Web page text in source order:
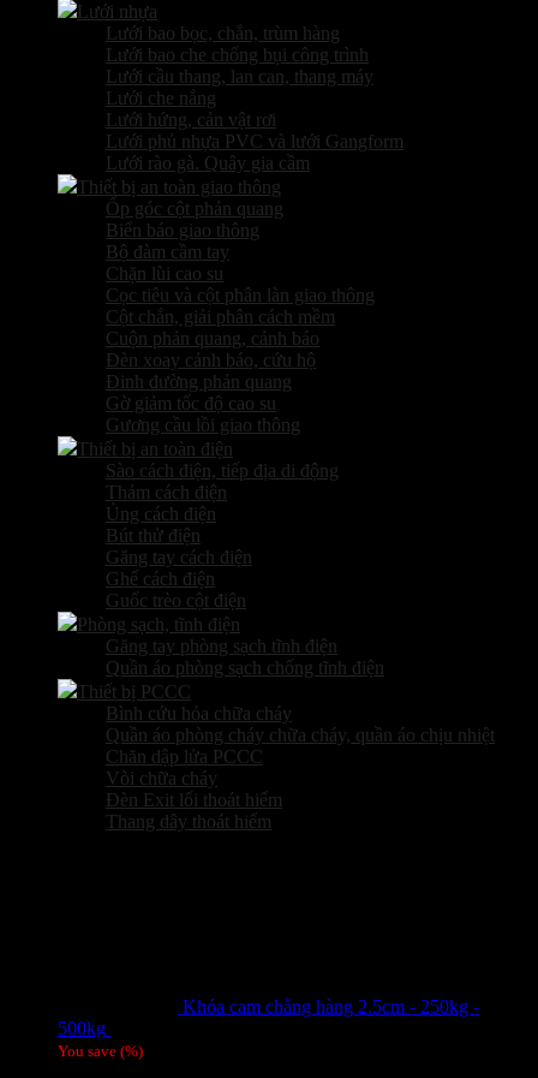
Lưới nhựa
Lưới bao bọc, chắn, trùm hàng
Lưới bao che chống bụi công trình
Lưới cầu thang, lan can, thang máy
Lưới che nắng
Lưới hứng, cản vật rơi
Lưới phủ nhựa PVC và lưới Gangform
Lưới rào gà. Quây gia cầm
Thiết bị an toàn giao thông
Ốp góc cột phản quang
Biển báo giao thông
Bộ đàm cầm tay
Chặn lùi cao su
Cọc tiêu và cột phân làn giao thông
Cột chắn, giải phân cách mềm
Cuộn phản quang, cảnh báo
Đèn xoay cảnh báo, cứu hộ
Đinh đường phản quang
Gờ giảm tốc độ cao su
Gương cầu lồi giao thông
Thiết bị an toàn điện
Sào cách điện, tiếp địa di động
Thảm cách điện
Ủng cách điện
Bút thử điện
Găng tay cách điện
Ghế cách điện
Guốc trèo cột điện
Phòng sạch, tĩnh điện
Găng tay phòng sạch tĩnh điện
Quần áo phòng sạch chống tĩnh điện
Thiết bị PCCC
Bình cứu hỏa chữa cháy
Quần áo phòng cháy chữa cháy, quần áo chịu nhiệt
Chăn dập lửa PCCC
Vòi chữa cháy
Đèn Exit lối thoát hiểm
Thang dây thoát hiểm
Khóa cam chằng hàng 2.5cm - 250kg -
500kg
You save (%)